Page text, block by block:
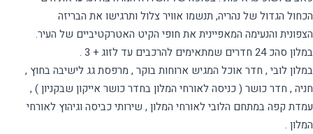
הכחול הגדול של נהריה, תנשמו אוויר צלול ותרגישו את הבריזה
במלון לובי , חדר אוכל המגיש ארוחות בוקר , מרפסת גג לישיבה בחוץ ,
חניה , חדר כושר ( כניסה לאורחי המלון בחדר כושר אייקון שבקניון ) ,
עמדת קפה במתחם הלובי לאורחי המלון , שירותי כביסה וגיהוץ לאורחי
המלון .